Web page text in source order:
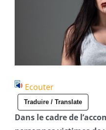
Ecouter
Traduire / Translate
Dans le cadre de